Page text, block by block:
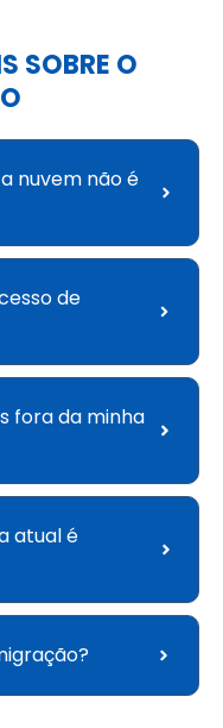
SOBRE O
nuvem não é
de
fora da minha
atual é